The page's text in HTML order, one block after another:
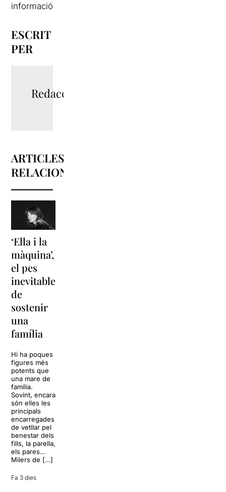
informació
ESCRIT
PER
Redacció
ARTICLES
RELACIONATS
‘Ella i la
màquina’,
el pes
inevitable
de
sostenir
una
família
Hi ha poques
figures més
potents que
una mare de
família.
Sovint, encara
són elles les
principals
encarregades
de vetllar pel
benestar dels
fills, la parella,
els pares…
Milers de […]
Fa 3 dies